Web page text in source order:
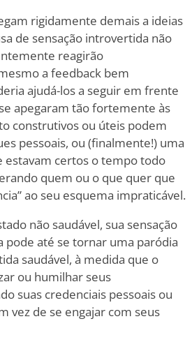
rigidamente demais a ideias
de sensação introvertida não
reagirão
a feedback bem
ajudá-los a seguir em frente
apegaram tão fortemente às
construtivos ou úteis podem
pessoais, ou (finalmente!) uma
estavam certos o tempo todo
quem ou o que quer que
ao seu esquema impraticável.
não saudável, sua sensação
pode até se tornar uma paródia
saudável, à medida que o
ou humilhar seus
suas credenciais pessoais ou
vez de se engajar com seus